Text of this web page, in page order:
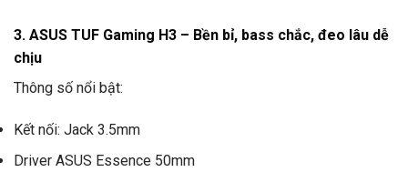
3. ASUS TUF Gaming H3 – Bền bỉ, bass chắc, đeo lâu dễ
chịu
Thông số nổi bật:
Kết nối: Jack 3.5mm
Driver ASUS Essence 50mm